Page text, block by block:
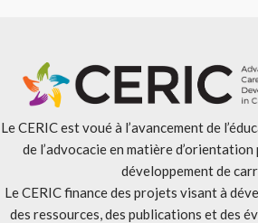
Le CERIC est voué à l’avancement de
de l’advocacie en matière
développement de
Le CERIC finance des projets visant à
des ressources, des publications et des